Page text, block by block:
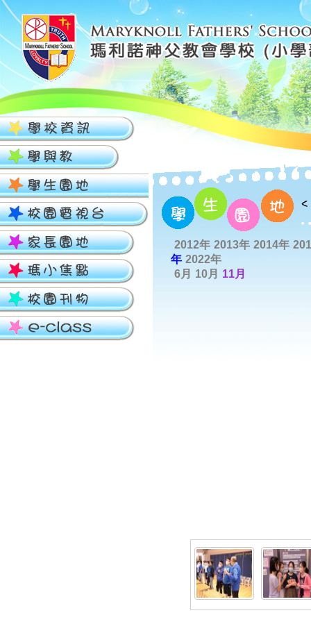
2012年 2013年 2014年
年 2022年
6月 10月 11月